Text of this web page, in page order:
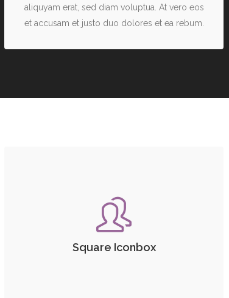
aliquyam erat, sed diam voluptua. At vero eos
et accusam et justo duo dolores et ea rebum.
Square Iconbox
Lorem ipsum dolor sit amet, consetetur
sadipscing elitr, sed diam nonumy eirmod
aliquyam erat, sed diam voluptua. At vero eos